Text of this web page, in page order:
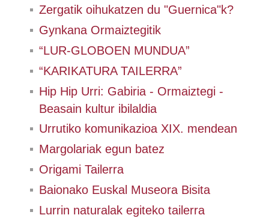
Zergatik oihukatzen du "Guernica"k?
Gynkana Ormaiztegitik
“LUR-GLOBOEN MUNDUA”
“KARIKATURA TAILERRA”
Hip Hip Urri: Gabiria - Ormaiztegi -
Beasain kultur ibilaldia
Urrutiko komunikazioa XIX. mendean
Margolariak egun batez
Origami Tailerra
Baionako Euskal Museora Bisita
Lurrin naturalak egiteko tailerra